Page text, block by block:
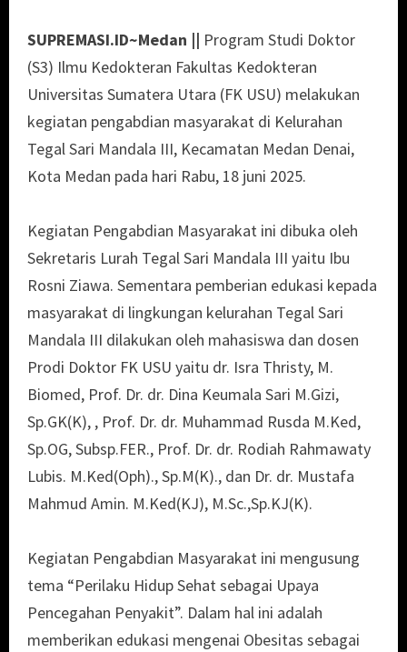
SUPREMASI.ID~Medan || Program Studi Doktor
(S3) Ilmu Kedokteran Fakultas Kedokteran
Universitas Sumatera Utara (FK USU) melakukan
kegiatan pengabdian masyarakat di Kelurahan
Tegal Sari Mandala III, Kecamatan Medan Denai,
Kota Medan pada hari Rabu, 18 juni 2025.
Kegiatan Pengabdian Masyarakat ini dibuka oleh
Sekretaris Lurah Tegal Sari Mandala III yaitu Ibu
Rosni Ziawa. Sementara pemberian edukasi kepada
masyarakat di lingkungan kelurahan Tegal Sari
Mandala III dilakukan oleh mahasiswa dan dosen
Prodi Doktor FK USU yaitu dr. Isra Thristy, M.
Biomed, Prof. Dr. dr. Dina Keumala Sari M.Gizi,
Sp.GK(K), , Prof. Dr. dr. Muhammad Rusda M.Ked,
Sp.OG, Subsp.FER., Prof. Dr. dr. Rodiah Rahmawaty
Lubis. M.Ked(Oph)., Sp.M(K)., dan Dr. dr. Mustafa
Mahmud Amin. M.Ked(KJ), M.Sc.,Sp.KJ(K).
Kegiatan Pengabdian Masyarakat ini mengusung
tema “Perilaku Hidup Sehat sebagai Upaya
Pencegahan Penyakit”. Dalam hal ini adalah
memberikan edukasi mengenai Obesitas sebagai